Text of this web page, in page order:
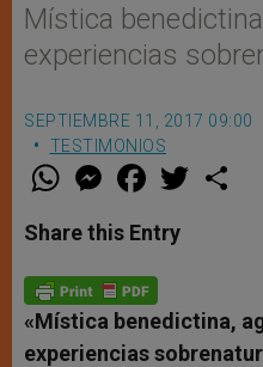
Mística
experiencias
SEPTIEMBRE 11, 2017 09:00
TESTIMONIOS
W
t
s
p
p
M
e
s
e
g
e
F
a
e
b
o
k
w
Share this Entry
«Mística benedictina,
experiencias